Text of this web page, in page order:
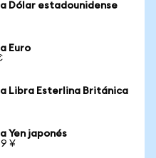
Dólar estadounidense
Euro
Libra Esterlina Británica
Yen japonés
¥